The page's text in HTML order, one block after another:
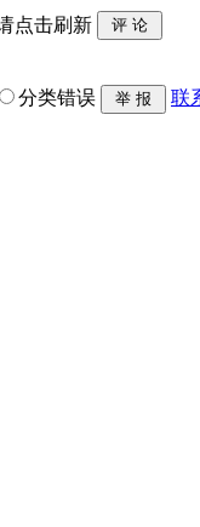
分类错误 联